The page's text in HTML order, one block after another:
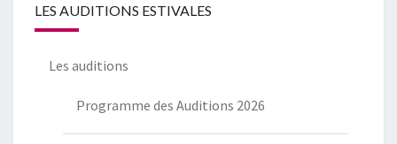
LES AUDITIONS ESTIVALES
Les auditions
Programme des Auditions 2026